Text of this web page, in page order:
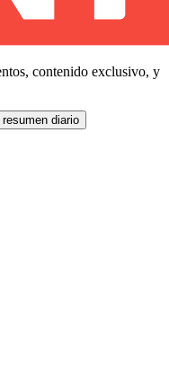
contenido exclusivo, y
resumen diario